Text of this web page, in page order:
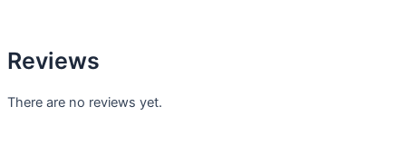
Reviews
There are no reviews yet.